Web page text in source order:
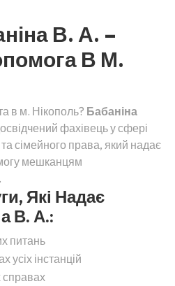
В. А. –
В М.
в м. Нікополь? Бабаніна
фахівець у сфері
сімейного права, який надає
мешканцям
Які Надає
В. А.:
питань
усіх інстанцій
справах